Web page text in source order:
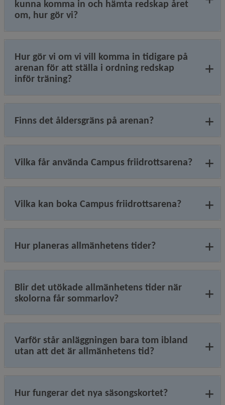
kunna komma in och hämta redskap året
om, hur gör vi?
Hur gör vi om vi vill komma in tidigare på
arenan för att ställa i ordning redskap
inför träning?
Finns det åldersgräns på arenan?
Vilka får använda Campus friidrottsarena?
Vilka kan boka Campus friidrottsarena?
Hur planeras allmänhetens tider?
Blir det utökade allmänhetens tider när
skolorna får sommarlov?
Varför står anläggningen bara tom ibland
utan att det är allmänhetens tid?
Hur fungerar det nya säsongskortet?